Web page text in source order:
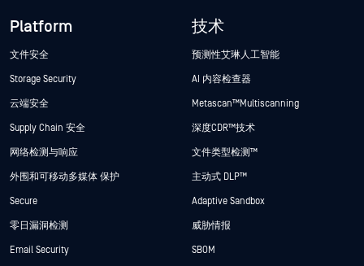
Platform
文件安全
Storage Security
云端安全
Supply Chain 安全
网络检测与响应
外围和可移动多媒体 保护
Secure
零日漏洞检测
Email Security
技术
预测性艾琳人工智能
AI 内容检查器
Metascan™ Multiscanning
深度CDR™技术
文件类型检测™
主动式 DLP™
Adaptive Sandbox
威胁情报
SBOM